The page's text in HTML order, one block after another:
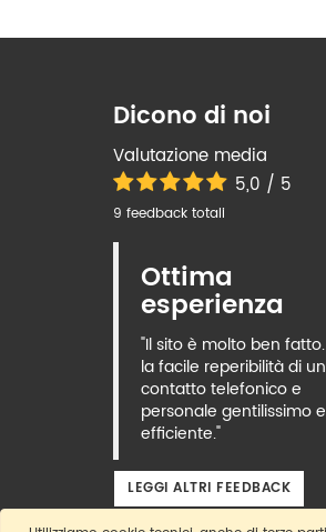
Dicono di noi
Valutazione media
5,0 / 5
9 feedback totali
Ottima
esperienza
"Il sito è molto ben
la facile reperibilità di un
contatto telefonico e
personale gentilissimo
efficiente."
LEGGI ALTRI FEEDBACK